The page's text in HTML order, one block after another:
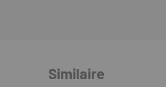
Similaire